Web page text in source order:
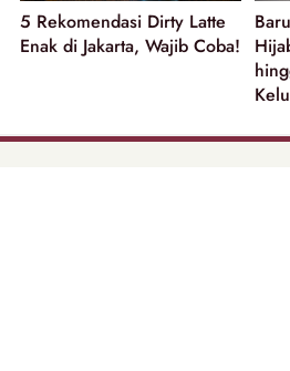
5 Rekomendasi Dirty Latte
Enak di Jakarta, Wajib Coba!